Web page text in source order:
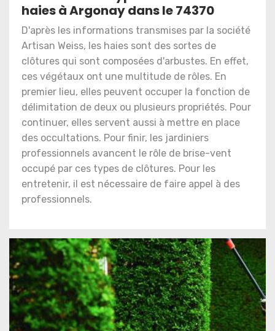
haies à Argonay dans le 74370
D'après les informations transmises par la société
Artisan Weiss, les haies sont des sortes de
clôtures qui sont composées d'arbustes. En effet,
ces végétaux ont une multitude de rôles. En
premier lieu, elles peuvent occuper la fonction de
délimitation de deux ou plusieurs propriétés. Pour
continuer, elles servent aussi à mettre en place
des occultations. Pour finir, les jardiniers
professionnels avancent le rôle de brise-vent
occupé par ces types de clôtures. Pour les
entretenir, il est nécessaire de faire appel à des
professionnels.